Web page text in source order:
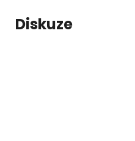
Diskuze